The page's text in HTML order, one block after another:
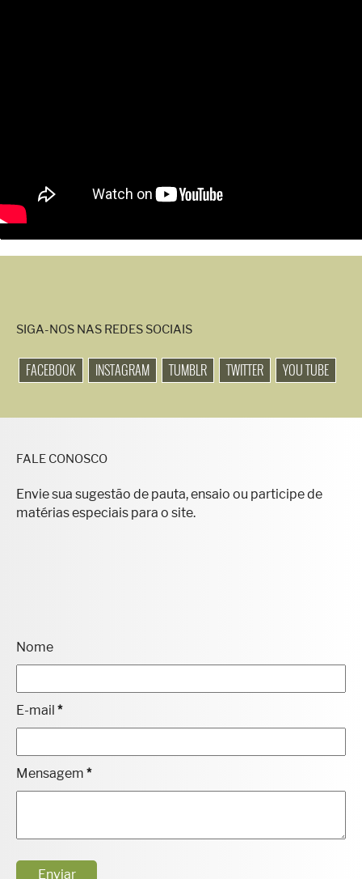
SIGA-NOS NAS REDES SOCIAIS
FACEBOOK INSTAGRAM TUMBLR TWITTER YOU TUBE
FALE CONOSCO
Envie sua sugestão de pauta, ensaio ou participe de
matérias especiais para o site.
Nome
E-mail *
Mensagem *